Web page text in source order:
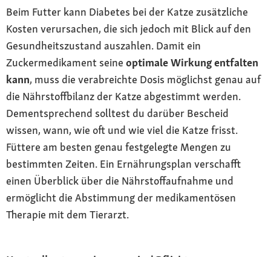
Beim Futter kann Diabetes bei der Katze zusätzliche
Kosten verursachen, die sich jedoch mit Blick auf den
Gesundheitszustand auszahlen. Damit ein
Zuckermedikament seine optimale Wirkung entfalten
kann, muss die verabreichte Dosis möglichst genau auf
die Nährstoffbilanz der Katze abgestimmt werden.
Dementsprechend solltest du darüber Bescheid
wissen, wann, wie oft und wie viel die Katze frisst.
Füttere am besten genau festgelegte Mengen zu
bestimmten Zeiten. Ein Ernährungsplan verschafft
einen Überblick über die Nährstoffaufnahme und
ermöglicht die Abstimmung der medikamentösen
Therapie mit dem Tierarzt.